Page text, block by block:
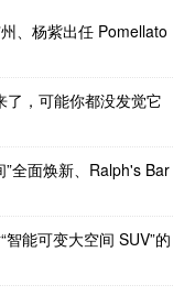
、杨紫出任 Pomellato
了，可能你都没发觉它
全面焕新、Ralph's Bar
能可变大空间 SUV”的